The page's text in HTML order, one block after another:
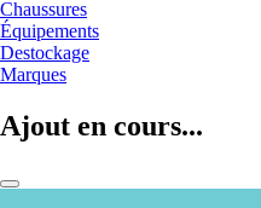
Chaussures
Équipements
Destockage
Marques
Ajout en cours...